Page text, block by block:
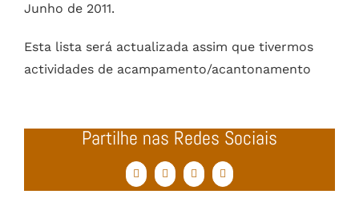
Junho de 2011.
Esta lista será actualizada assim que tivermos
actividades de acampamento/acantonamento
Partilhe nas Redes Sociais
FacebookTwitterWhatsApp
Email
(necessário